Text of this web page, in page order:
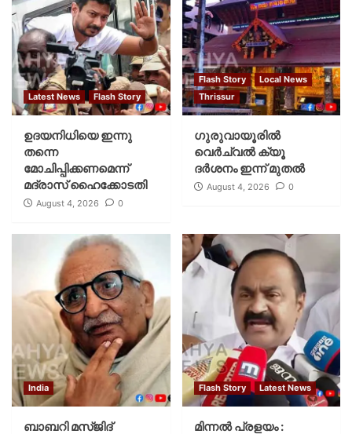
Latest News Flash Story
ഉദയനിധിയെ ഇന്നു
തന്നെ
മോചിപ്പിക്കണമെന്ന്
മദ്രാസ് ഹൈക്കോടതി
August 4, 2026 0
Flash Story
Local News
Thrissur
ഗുരുവായൂരില്‍
വെര്‍ച്വല്‍ ക്യൂ
ദര്‍ശനം ഇന്ന് മുതല്‍
August 4, 2026 0
India
ബാബറി മസ്ജിദ്
Flash Story Latest News
മിന്നല്‍ പ്രളയം :